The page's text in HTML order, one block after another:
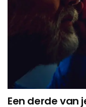
Een derde van